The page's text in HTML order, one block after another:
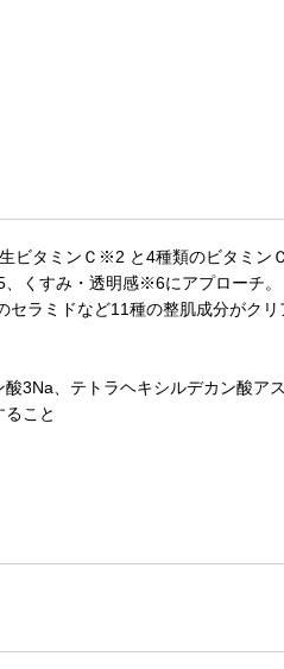
ビタミンＣ※2 と4種類のビタミン
くすみ・透明感※6にアプローチ。
ラミドなど11種の整肌成分がクリ
3Na、テトラヘキシルデカン酸ア
こと